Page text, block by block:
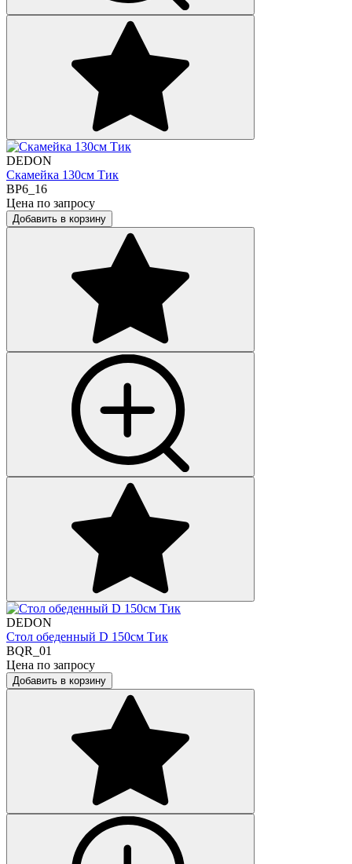
DEDON
Скамейка 130см Тик
BP6_16
Цена по запросу
Добавить в корзину
DEDON
Стол обеденный D 150см Тик
BQR_01
Цена по запросу
Добавить в корзину